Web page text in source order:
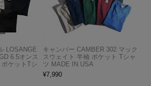
LOSANGE
6.5オンス
ケットTシ
キャンバー CAMBER 302 マック
スウェイト 半袖 ポケット Tシャ
ツ MADE IN USA
¥7,990